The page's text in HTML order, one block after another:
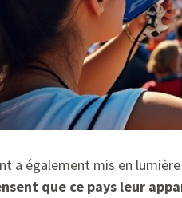
a également mis en
que ce pays leur